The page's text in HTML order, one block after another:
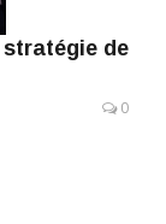
de
0